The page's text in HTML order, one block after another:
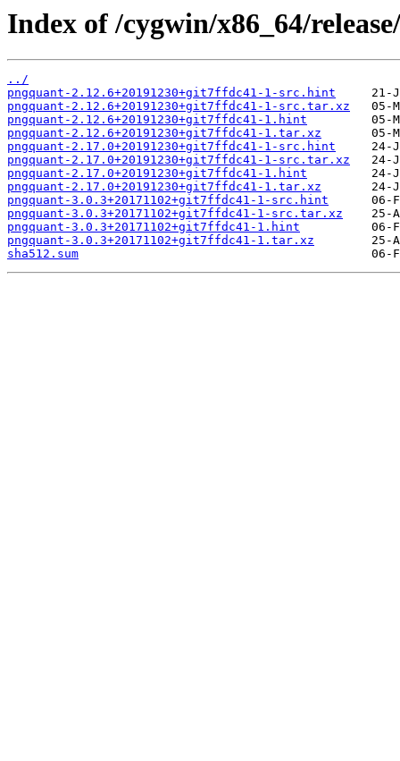
Index of /cygwin/x86_64/
../
pngquant-2.12.6+20191230+git7ffdc41-1-src.hint
pngquant-2.12.6+20191230+git7ffdc41-1-src.tar.xz
pngquant-2.12.6+20191230+git7ffdc41-1.hint
pngquant-2.12.6+20191230+git7ffdc41-1.tar.xz
pngquant-2.17.0+20191230+git7ffdc41-1-src.hint
pngquant-2.17.0+20191230+git7ffdc41-1-src.tar.xz
pngquant-2.17.0+20191230+git7ffdc41-1.hint
pngquant-2.17.0+20191230+git7ffdc41-1.tar.xz
pngquant-3.0.3+20171102+git7ffdc41-1-src.hint
pngquant-3.0.3+20171102+git7ffdc41-1-src.tar.xz
pngquant-3.0.3+20171102+git7ffdc41-1.hint
pngquant-3.0.3+20171102+git7ffdc41-1.tar.xz
sha512.sum